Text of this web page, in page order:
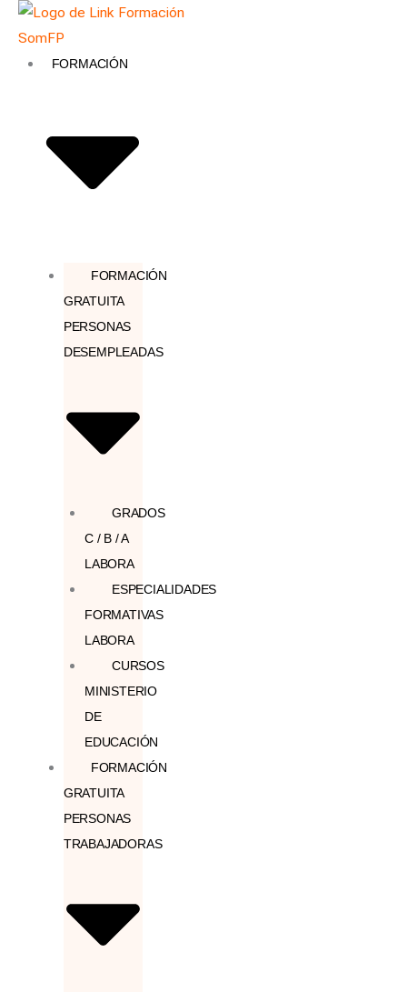
contenidoFORMACIÓN
FORMACIÓN
GRATUITA
PERSONAS
DESEMPLEADAS
GRADOS
C / B / A
LABORA
ESPECIALIDADES
FORMATIVAS
LABORA
CURSOS
MINISTERIO
DE
EDUCACIÓN
FORMACIÓN
GRATUITA
PERSONAS
TRABAJADORAS
Búsqueda
productos